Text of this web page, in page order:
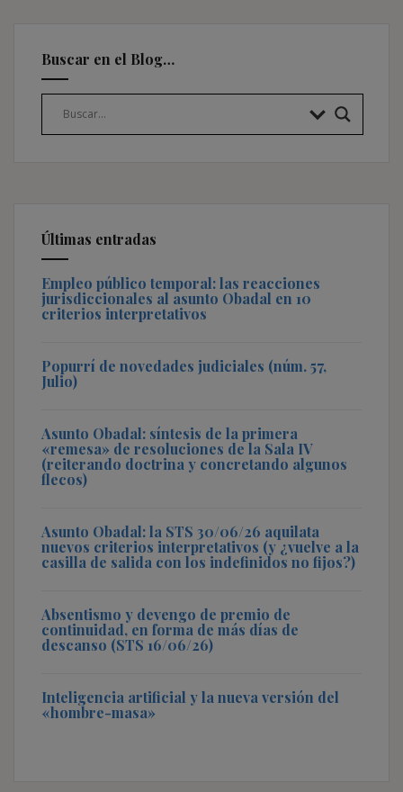
Buscar en el Blog…
Últimas entradas
Empleo público temporal: las reacciones
jurisdiccionales al asunto Obadal en 10
criterios interpretativos
Popurrí de novedades judiciales (núm. 57,
Julio)
Asunto Obadal: síntesis de la primera
«remesa» de resoluciones de la Sala IV
(reiterando doctrina y concretando algunos
flecos)
Asunto Obadal: la STS 30/06/26 aquilata
nuevos criterios interpretativos (y ¿vuelve a la
casilla de salida con los indefinidos no fijos?)
Absentismo y devengo de premio de
continuidad, en forma de más días de
descanso (STS 16/06/26)
Inteligencia artificial y la nueva versión del
«hombre-masa»